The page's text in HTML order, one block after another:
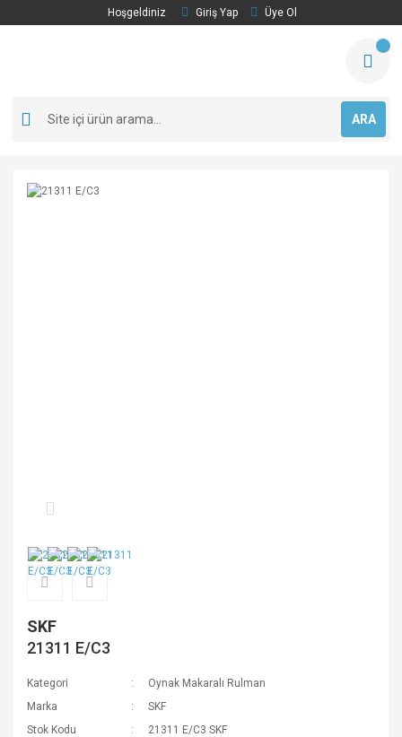
Hoşgeldiniz Giriş Yap Üye Ol
ARA
SKF
21311 E/C3
Kategori
Oynak Makaralı Rulman
Marka
SKF
Stok Kodu
21311 E/C3 SKF